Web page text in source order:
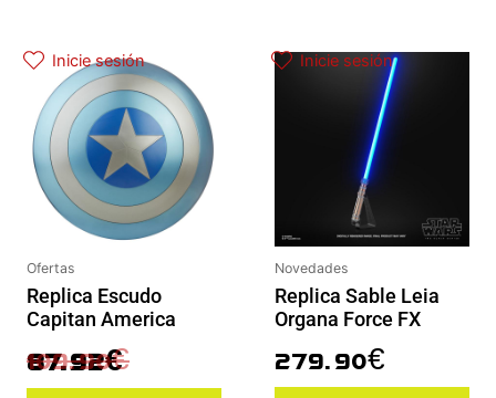
Inicie sesión
Ofertas
Replica Escudo
Capitan America
109.90€
87.92€
Inicie sesión
Novedades
Replica Sable Leia
Organa Force FX
279.90€